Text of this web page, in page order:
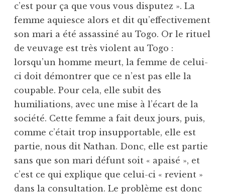
c’est pour ça que vous vous disputez ». La
femme aquiesce alors et dit qu’effectivement
son mari a été assassiné au Togo. Or le rituel
de veuvage est très violent au Togo :
lorsqu’un homme meurt, la femme de celui-
ci doit démontrer que ce n’est pas elle la
coupable. Pour cela, elle subit des
humiliations, avec une mise à l’écart de la
société. Cette femme a fait deux jours, puis,
comme c’était trop insupportable, elle est
partie, nous dit Nathan. Donc, elle est partie
sans que son mari défunt soit « apaisé », et
c’est ce qui explique que celui-ci « revient »
dans la consultation. Le problème est donc